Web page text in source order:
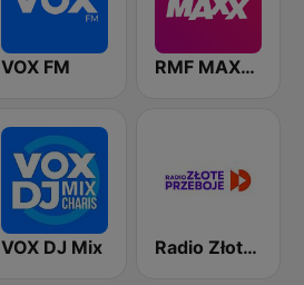
VOX FM RMF MAXXX
VOX DJ Mix Radio Złote Przeboje